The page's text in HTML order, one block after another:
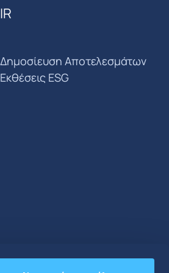
IR
Δημοσίευση Αποτελεσμάτων
Εκθέσεις ESG